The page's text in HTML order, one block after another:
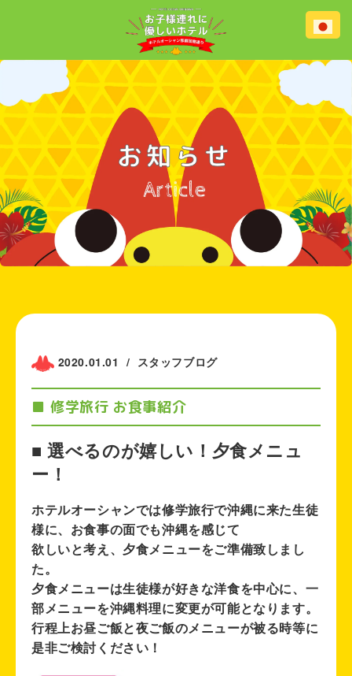
2020.01.01 / スタッフブログ
■ 修学旅行 お食事紹介
■ 選べるのが嬉しい！夕食メニュ
ー！
ホテルオーシャンでは修学旅行で沖縄に来た生徒
様に、お食事の面でも沖縄を感じて
欲しいと考え、夕食メニューをご準備致しまし
た。
夕食メニューは生徒様が好きな洋食を中心に、一
部メニューを沖縄料理に変更が可能となります。
行程上お昼ご飯と夜ご飯のメニューが被る時等に
是非ご検討ください！